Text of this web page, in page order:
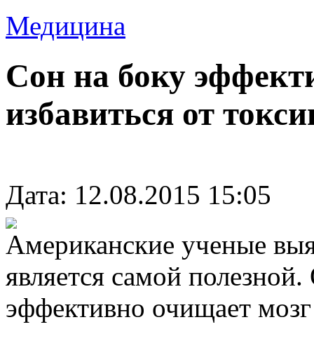
Медицина
Сон на боку
избавиться от
Дата: 12.08.2015 15:05
Американские ученые
является самой
эффективно очищает